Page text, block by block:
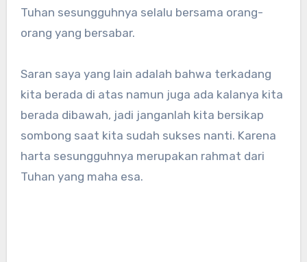
Tuhan sesungguhnya selalu bersama orang-
orang yang bersabar.
Saran saya yang lain adalah bahwa terkadang
kita berada di atas namun juga ada kalanya kita
berada dibawah, jadi janganlah kita bersikap
sombong saat kita sudah sukses nanti. Karena
harta sesungguhnya merupakan rahmat dari
Tuhan yang maha esa.